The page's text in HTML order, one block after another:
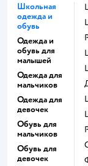
Школьная
одежда и
обувь
Одежда и
обувь для
малышей
Одежда для
мальчиков
Одежда для
девочек
Обувь для
мальчиков
Обувь для
девочек